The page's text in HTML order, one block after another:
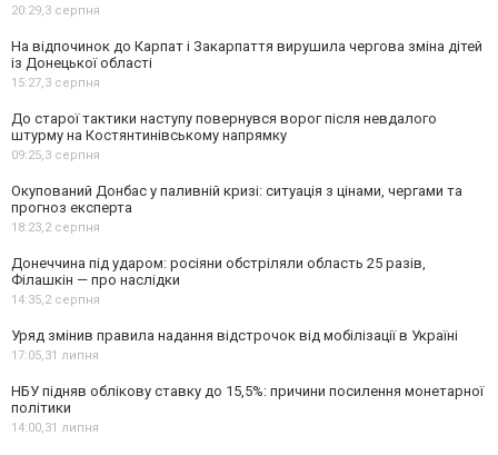
20:29,3 серпня
На відпочинок до Карпат і Закарпаття вирушила чергова зміна дітей
із Донецької області
15:27,3 серпня
До старої тактики наступу повернувся ворог після невдалого
штурму на Костянтинівському напрямку
09:25,3 серпня
Окупований Донбас у паливній кризі: ситуація з цінами, чергами та
прогноз експерта
18:23,2 серпня
Донеччина під ударом: росіяни обстріляли область 25 разів,
Філашкін — про наслідки
14:35,2 серпня
Уряд змінив правила надання відстрочок від мобілізації в Україні
17:05,31 липня
НБУ підняв облікову ставку до 15,5%: причини посилення монетарної
політики
14:00,31 липня